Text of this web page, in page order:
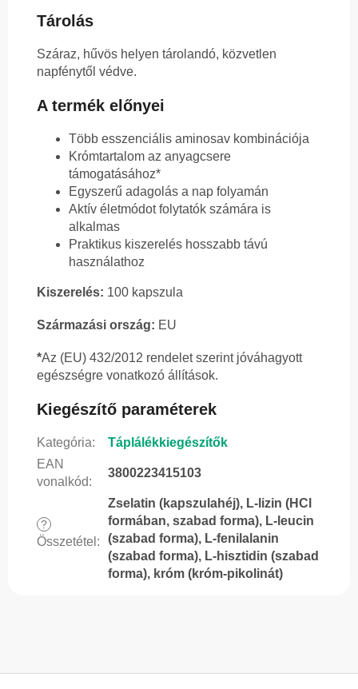
Tárolás
Száraz, hűvös helyen tárolandó, közvetlen
napfénytől védve.
A termék előnyei
Több esszenciális aminosav kombinációja
Krómtartalom az anyagcsere
támogatásához*
Egyszerű adagolás a nap folyamán
Aktív életmódot folytatók számára is
alkalmas
Praktikus kiszerelés hosszabb távú
használathoz
Kiszerelés: 100 kapszula
Származási ország: EU
*Az (EU) 432/2012 rendelet szerint jóváhagyott
egészségre vonatkozó állítások.
Kiegészítő paraméterek
Kategória:
Táplálékkiegészítők
EAN
vonalkód:
3800223415103
?
Összetétel :
Zselatin (kapszulahéj), L-lizin (HCl
formában, szabad forma), L-leucin
(szabad forma), L-fenilalanin
(szabad forma), L-hisztidin (szabad
forma), króm (króm-pikolinát)